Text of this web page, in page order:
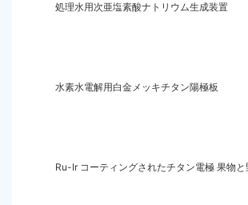
処理水用次亜塩素酸ナトリウム生成装置
水素水電解用白金メッキチタン陽極板
Ru-Ir コーティングされたチタン電極 果物